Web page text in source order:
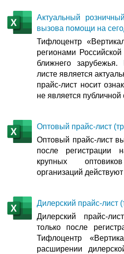
Актуальный
вызова помощи на
Тифлоцентр
регионами
ближнего
листе является
прайс-лист носит
не является
Оптовый прайс-лист
Оптовый прайс-лист
после
крупных
организаций
Дилерский прайс-лист
Дилерский прайс-
только после
Тифлоцентр
расширении